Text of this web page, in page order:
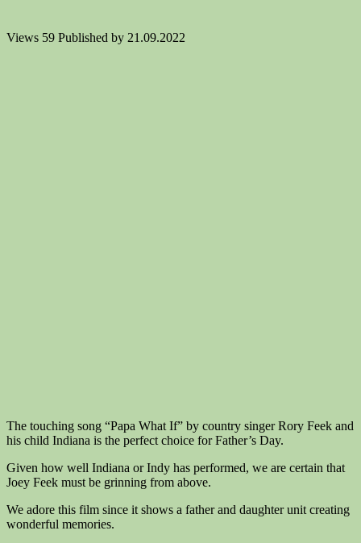
Views 59 Published by 21.09.2022
The touching song “Papa What If” by country singer Rory Feek and
his child Indiana is the perfect choice for Father’s Day.
Given how well Indiana or Indy has performed, we are certain that
Joey Feek must be grinning from above.
We adore this film since it shows a father and daughter unit creating
wonderful memories.